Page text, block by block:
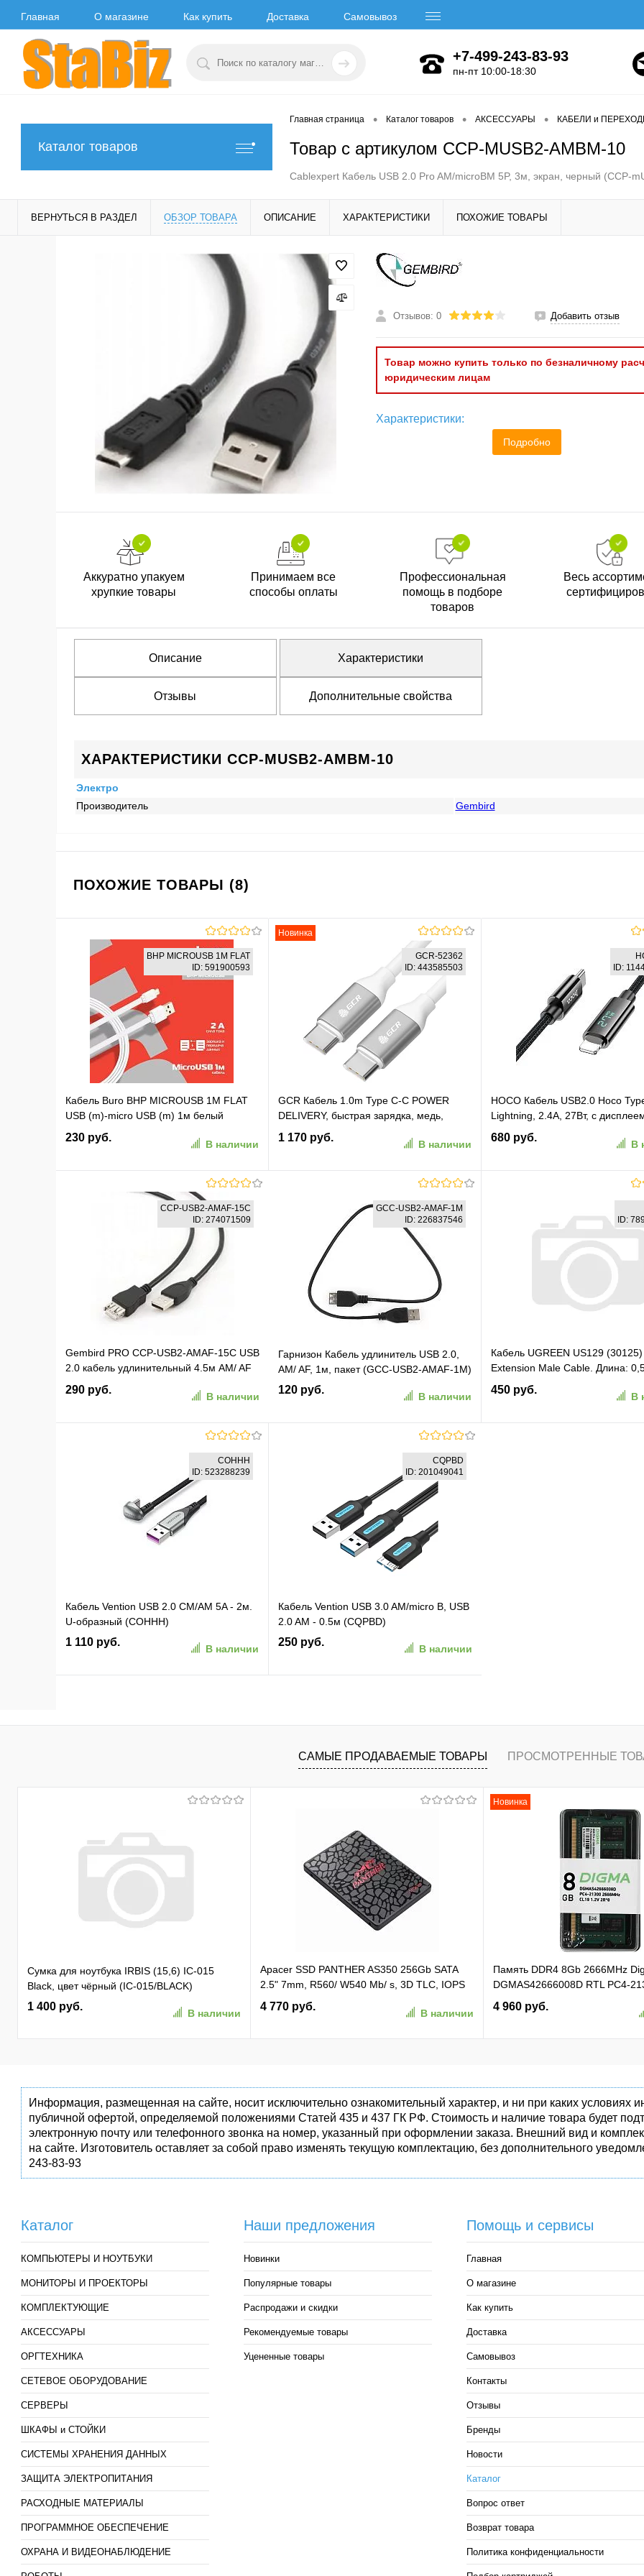
Главная О магазине Как купить Доставка Самовывоз
+7-499-243-83-93
пн-пт 10:00-18:30
Каталог товаров
Главная страница • Каталог товаров • АКСЕССУАРЫ • КАБЕЛИ и
Товар с артикулом CCP-MUSB2-AMBM-10
Cablexpert Кабель USB 2.0 Pro AM/microBM 5P, 3м, экран, черный (CCP-
ВЕРНУТЬСЯ В РАЗДЕЛ ОБЗОР ТОВАРА ОПИСАНИЕ ХАРАКТЕРИСТИКИ ПОХОЖИЕ ТОВАРЫ
Отзывов: 0 Добавить отзыв
Товар можно купить только по безналичному
юридическим лицам
Характеристики:
Подробно
Аккуратно упакуем
хрупкие товары
Принимаем все
способы оплаты
Профессиональная
помощь в подборе
товаров
Весь
Описание Характеристики
Отзывы Дополнительные свойства
ХАРАКТЕРИСТИКИ CCP-MUSB2-AMBM-10
Электро
Производитель
Gembird
ПОХОЖИЕ ТОВАРЫ (8)
BHP MICROUSB 1M FLAT
ID: 591900593
Кабель Buro BHP MICROUSB 1M FLAT
USB (m)-micro USB (m) 1м белый
плоский
230 руб.
В наличии
В корзину
К сравнению
Новинка
GCR-52362
ID: 443585503
GCR Кабель 1.0m Type C-C POWER
DELIVERY, быстрая зарядка, медь,
белый силикон, AL корпус серебро
(GCR-52362)
1 170 руб.
В наличии
В корзину
В избранное К сравнению
ID:
HOCO Кабель USB2.0 Hoco
Lightning, 2.4А, 27Вт, с
1.2м, черный, коробка (HC-
680 руб.
В
В избранное К
CCP-USB2-AMAF-15C
ID: 274071509
Gembird PRO CCP-USB2-AMAF-15C USB
2.0 кабель удлинительный 4.5м AM/ AF
позол. контакты, пакет
290 руб.
В наличии
В избранное К сравнению
GCC-USB2-AMAF-1M
ID: 226837546
Гарнизон Кабель удлинитель USB 2.0,
AM/ AF, 1м, пакет (GCC-USB2-AMAF-1M)
120 руб.
В наличии
В избранное К сравнению
ID:
Кабель UGREEN US129
Extension Male Cable. Длина:
черный (30125_)
450 руб.
В
COHHH
ID: 523288239
Кабель Vention USB 2.0 CM/AM 5A - 2м.
U-образный (COHHH)
1 110 руб.
В наличии
CQPBD
ID: 201049041
Кабель Vention USB 3.0 AM/micro B, USB
2.0 AM - 0.5м (CQPBD)
250 руб.
В наличии
В избранное К сравнению
САМЫЕ ПРОДАВАЕМЫЕ ТОВАРЫ ПРОСМОТРЕННЫЕ
Сумка для ноутбука IRBIS (15,6) IC-015
Black, цвет чёрный (IC-015/BLACK)
1 400 руб.
В наличии
Apacer SSD PANTHER AS350 256Gb SATA
2.5" 7mm, R560/ W540 Mb/ s, 3D TLC, IOPS
81K/ 74K, MTBF 1,5M, 180TBW,
(AP256GAS350-1)
4 770 руб.
В наличии
Новинка
Память DDR4 8Gb 2666MHz
DGMAS42666008D RTL PC4-
SO-DIMM 260-pin 1.2В dual
4 960 руб.
Информация, размещенная на сайте, носит исключительно ознакомительный характер, и ни при каких
публичной офертой, определяемой положениями Статей 435 и 437 ГК РФ. Стоимость и наличие товара будет
электронную почту или телефонного звонка на номер, указанный при оформлении заказа. Внешний вид и
на сайте. Изготовитель оставляет за собой право изменять текущую комплектацию, без дополнительного
243-83-93
Каталог
КОМПЬЮТЕРЫ И НОУТБУКИ
МОНИТОРЫ И ПРОЕКТОРЫ
КОМПЛЕКТУЮЩИЕ
АКСЕССУАРЫ
ОРГТЕХНИКА
СЕТЕВОЕ ОБОРУДОВАНИЕ
СЕРВЕРЫ
ШКАФЫ и СТОЙКИ
СИСТЕМЫ ХРАНЕНИЯ ДАННЫХ
ЗАЩИТА ЭЛЕКТРОПИТАНИЯ
РАСХОДНЫЕ МАТЕРИАЛЫ
ПРОГРАММНОЕ ОБЕСПЕЧЕНИЕ
ОХРАНА И ВИДЕОНАБЛЮДЕНИЕ
Наши предложения
Новинки
Популярные товары
Распродажи и скидки
Рекомендуемые товары
Уцененные товары
Помощь и сервисы
Главная
О магазине
Как купить
Доставка
Самовывоз
Контакты
Отзывы
Бренды
Новости
Каталог
Вопрос ответ
Возврат товара
Политика конфиденциальности